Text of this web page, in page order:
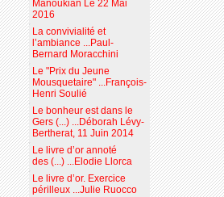
Manoukian Le 22 Mai
2016
La convivialité et
l’ambiance ...Paul-
Bernard Moracchini
Le "Prix du Jeune
Mousquetaire" ...François-
Henri Soulié
Le bonheur est dans le
Gers (...) ...Déborah Lévy-
Bertherat, 11 Juin 2014
Le livre d’or annoté
des (...) ...Elodie Llorca
Le livre d’or. Exercice
périlleux ...Julie Ruocco